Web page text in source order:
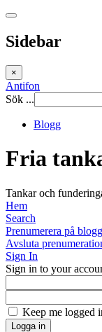
Sidebar
×
Antifon
Sök ...
Blogg
Fria
Tankar och
Hem
Search
Prenumerera på
Avsluta
Sign In
Sign in to your
Keep me logged
Logga in